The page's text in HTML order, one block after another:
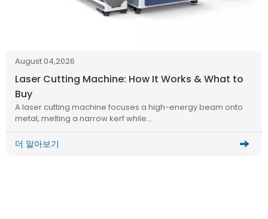
August 04,2026
Laser Cutting Machine: How It Works & What to
Buy
A laser cutting machine focuses a high-energy beam onto
metal, melting a narrow kerf while…
더 알아보기